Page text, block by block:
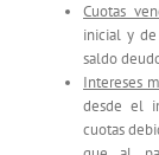
Cuotas
inicial y
saldo
Intereses
desde el
cuotas